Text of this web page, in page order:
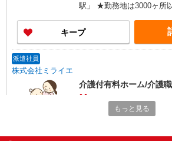
駅」 ★勤務地は3000ヶ所以上★ 自宅から通いや
い！！
キープ
派遣社員
株式会社ミライエ
介護付有料ホーム/介護
時給：1,650円〜1,700円 フルシフト可能な
護福祉士：1,700円 □月収例 時給1,700円、日勤帯
もっと見る